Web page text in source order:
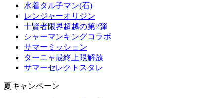
水着タル子マン(石)
レンジャーオリジン
十賢者限界超越の第2弾
シャーマンキングコラボ
サマーミッション
ターニャ最終上限解放
サマーセレクトスタレ
夏キャンペーン